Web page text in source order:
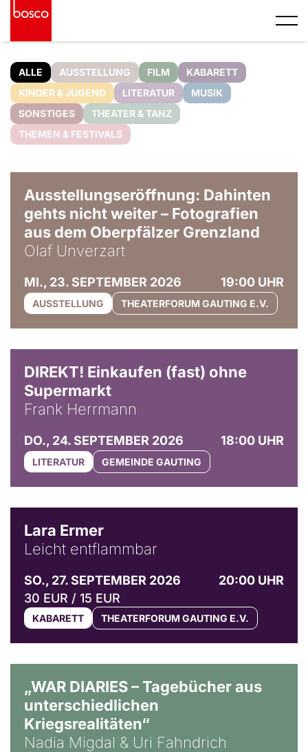
ALLE AUSSTELLUNG FILM
KABARETT
KINDER & JUGEND
LITERATUR
MUSIK
SONSTIGES
THEATER & TANZ
THEMEN & FESTIVALS
Ausstellungseröffnung: Dahinten
gehts nicht weiter – Fotografien
aus dem Oberpfälzer Grenzland
Olaf Unverzart
MI., 23. SEPTEMBER 2026 19:00 UHR
AUSSTELLUNG THEATERFORUM GAUTING E.V.
DIREKT! Einkaufen (fast) ohne
Supermarkt
Frank Herrmann
DO., 24. SEPTEMBER 2026 18:00 UHR
LITERATUR GEMEINDE GAUTING
Lara Ermer
Leicht entflammbar
SO., 27. SEPTEMBER 2026
20:00 UHR
30 EUR / 15 EUR
KABARETT THEATERFORUM GAUTING E.V.
„WAR DIARIES – Tagebücher aus
unterschiedlichen
Kriegsrealitäten“
Nadia Migdal & Uri Fahndrich